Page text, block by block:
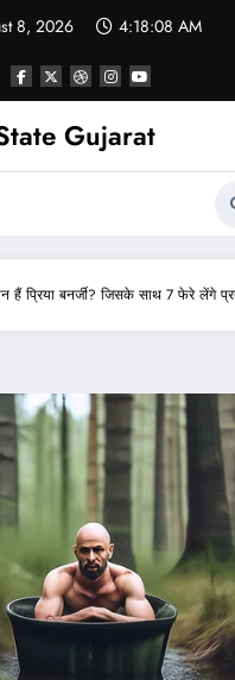
8, 2026 4:18:10 AM
Gujarat
हैं प्रिया बनर्जी? जिसके साथ 7 फेरे लेंगे